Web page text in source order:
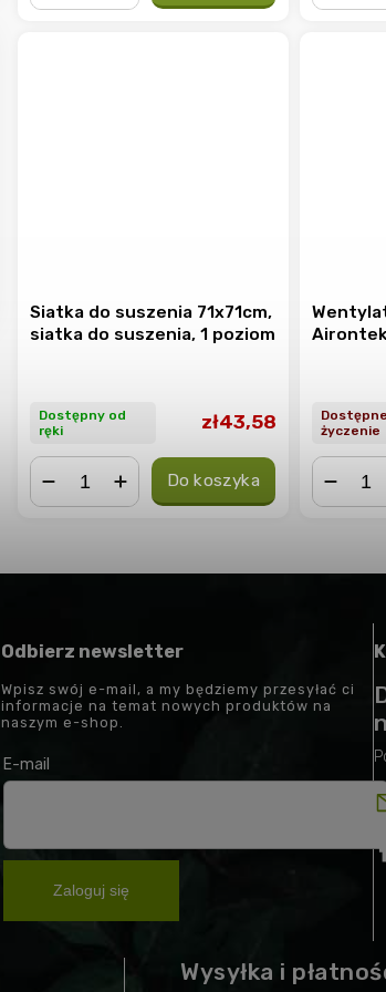
Siatka do suszenia 71x71cm,
siatka do suszenia, 1 poziom
Dostępny od
ręki
zł43,58
Do koszyka
życzenie
Odbierz newsletter
Wpisz swój e-mail, a my będziemy przesyłać ci
informacje na temat nowych produktów na
naszym e-shop.
E-mail
Zaloguj się
Wysyłka i